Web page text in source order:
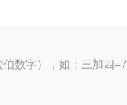
数字），如：三加四=7